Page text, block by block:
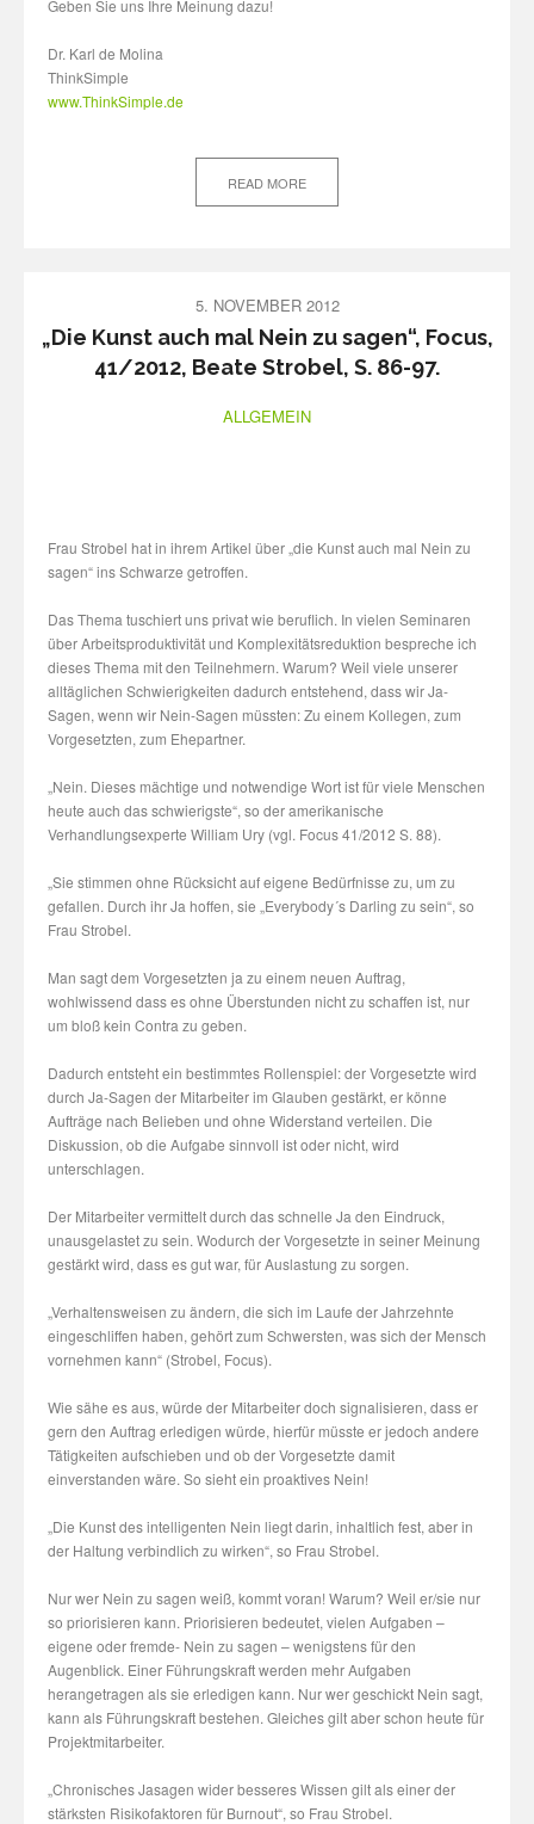
Geben Sie uns Ihre Meinung dazu!
Dr. Karl de Molina
ThinkSimple
www.ThinkSimple.de
READ MORE
5. NOVEMBER 2012
„Die Kunst auch mal Nein zu sagen“, Focus,
41/2012, Beate Strobel, S. 86-97.
ALLGEMEIN
Frau Strobel hat in ihrem Artikel über „die Kunst auch mal Nein zu
sagen“ ins Schwarze getroffen.
Das Thema tuschiert uns privat wie beruflich. In vielen Seminaren
über Arbeitsproduktivität und Komplexitätsreduktion bespreche ich
dieses Thema mit den Teilnehmern. Warum? Weil viele unserer
alltäglichen Schwierigkeiten dadurch entstehend, dass wir Ja-
Sagen, wenn wir Nein-Sagen müssten: Zu einem Kollegen, zum
Vorgesetzten, zum Ehepartner.
„Nein. Dieses mächtige und notwendige Wort ist für viele Menschen
heute auch das schwierigste“, so der amerikanische
Verhandlungsexperte William Ury (vgl. Focus 41/2012 S. 88).
„Sie stimmen ohne Rücksicht auf eigene Bedürfnisse zu, um zu
gefallen. Durch ihr Ja hoffen, sie „Everybody´s Darling zu sein“, so
Frau Strobel.
Man sagt dem Vorgesetzten ja zu einem neuen Auftrag,
wohlwissend dass es ohne Überstunden nicht zu schaffen ist, nur
um bloß kein Contra zu geben.
Dadurch entsteht ein bestimmtes Rollenspiel: der Vorgesetzte wird
durch Ja-Sagen der Mitarbeiter im Glauben gestärkt, er könne
Aufträge nach Belieben und ohne Widerstand verteilen. Die
Diskussion, ob die Aufgabe sinnvoll ist oder nicht, wird
unterschlagen.
Der Mitarbeiter vermittelt durch das schnelle Ja den Eindruck,
unausgelastet zu sein. Wodurch der Vorgesetzte in seiner Meinung
gestärkt wird, dass es gut war, für Auslastung zu sorgen.
„Verhaltensweisen zu ändern, die sich im Laufe der Jahrzehnte
eingeschliffen haben, gehört zum Schwersten, was sich der Mensch
vornehmen kann“ (Strobel, Focus).
Wie sähe es aus, würde der Mitarbeiter doch signalisieren, dass er
gern den Auftrag erledigen würde, hierfür müsste er jedoch andere
Tätigkeiten aufschieben und ob der Vorgesetzte damit
einverstanden wäre. So sieht ein proaktives Nein!
„Die Kunst des intelligenten Nein liegt darin, inhaltlich fest, aber in
der Haltung verbindlich zu wirken“, so Frau Strobel.
Nur wer Nein zu sagen weiß, kommt voran! Warum? Weil er/sie nur
so priorisieren kann. Priorisieren bedeutet, vielen Aufgaben –
eigene oder fremde- Nein zu sagen – wenigstens für den
Augenblick. Einer Führungskraft werden mehr Aufgaben
herangetragen als sie erledigen kann. Nur wer geschickt Nein sagt,
kann als Führungskraft bestehen. Gleiches gilt aber schon heute für
Projektmitarbeiter.
„Chronisches Jasagen wider besseres Wissen gilt als einer der
stärksten Risikofaktoren für Burnout“, so Frau Strobel.